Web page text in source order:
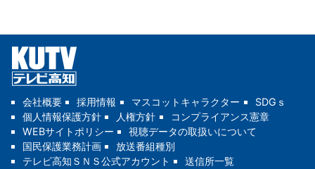
会社概要 採用情報 マスコットキャラクター
SDGｓ
個人情報保護方針
人権方針
コンプライアンス憲章
WEBサイトポリシー
視聴データの取扱いについて
国民保護業務計画
放送番組種別
テレビ高知ＳＮＳ公式アカウント
送信所一覧